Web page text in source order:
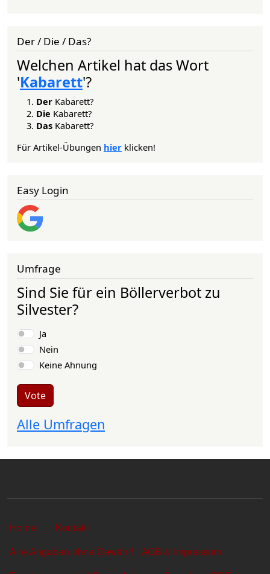
Der / Die / Das?
Welchen Artikel hat das Wort
'Kabarett'?
Der Kabarett?
Die Kabarett?
Das Kabarett?
Für Artikel-Übungen hier klicken!
Easy Login
Umfrage
Sind Sie für ein Böllerverbot zu
Silvester?
Choices
Ja
Nein
Keine Ahnung
Vote
Alle Umfragen
Sekundärlinks
Home
Kontakt
Alle Angaben ohne Gewähr! | AGB & Impressum